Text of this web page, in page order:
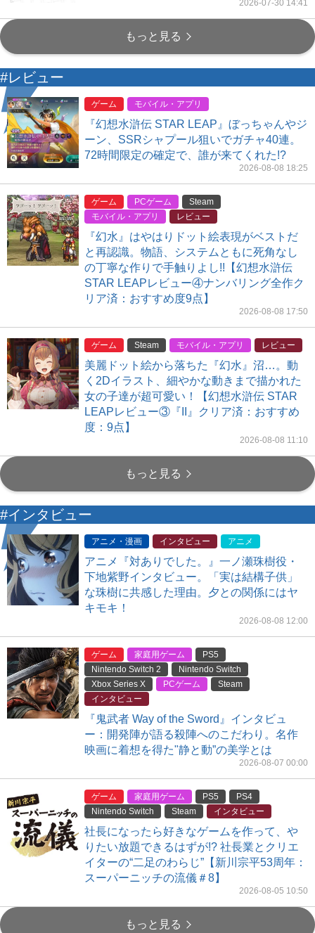
2026-07-30 14:41
もっと見る
#レビュー
ゲーム モバイル・アプリ
『幻想水滸伝 STAR LEAP』ぼっちゃんやジ
ーン、SSRシャプール狙いでガチャ40連。
72時間限定の確定で、誰が来てくれた!?
2026-08-08 18:25
ゲーム PCゲーム
Steam
モバイル・アプリ
レビュー
『幻水』はやはりドット絵表現がベストだ
と再認識。物語、システムともに死角なし
の丁寧な作りで手触りよし!!【幻想水滸伝
STAR LEAPレビュー④ナンバリング全作ク
リア済：おすすめ度9点】
2026-08-08 17:50
ゲーム Steam モバイル・アプリ レビュー
美麗ドット絵から落ちた『幻水』沼…。動
く2Dイラスト、細やかな動きまで描かれた
女の子達が超可愛い！【幻想水滸伝 STAR
LEAPレビュー③『II』クリア済：おすすめ
度：9点】
2026-08-08 11:10
もっと見る
#インタビュー
アニメ・漫画 インタビュー アニメ
アニメ『対ありでした。』一ノ瀬珠樹役・
下地紫野インタビュー。「実は結構子供」
な珠樹に共感した理由。夕との関係にはヤ
キモキ！
2026-08-08 12:00
ゲーム 家庭用ゲーム
PS5
Nintendo Switch 2
Nintendo Switch
Xbox Series X
PCゲーム
Steam
インタビュー
『鬼武者 Way of the Sword』インタビュ
ー：開発陣が語る殺陣へのこだわり。名作
映画に着想を得た"静と動”の美学とは
2026-08-07 00:00
ゲーム 家庭用ゲーム PS5
PS4
Nintendo Switch
Steam インタビュー
社長になったら好きなゲームを作って、や
りたい放題できるはずが!? 社長業とクリエ
イターの“二足のわらじ”【新川宗平53周年：
スーパーニッチの流儀＃8】
2026-08-05 10:50
もっと見る